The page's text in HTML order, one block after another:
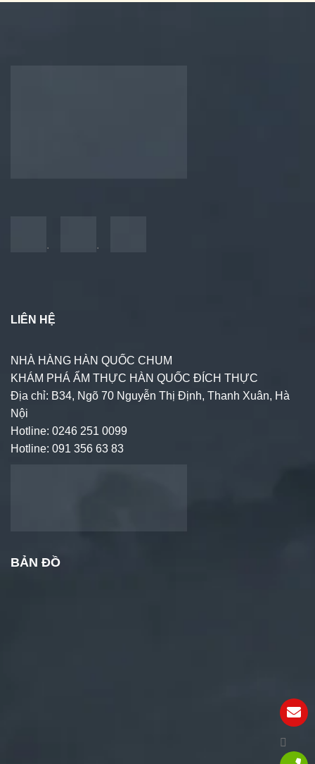
. .
LIÊN HỆ
NHÀ HÀNG HÀN QUỐC CHUM
KHÁM PHÁ ẨM THỰC HÀN QUỐC ĐÍCH THỰC
Địa chỉ: B34, Ngõ 70 Nguyễn Thị Định, Thanh Xuân, Hà
Nội
Hotline: 0246 251 0099
Hotline: 091 356 63 83
BẢN ĐỒ